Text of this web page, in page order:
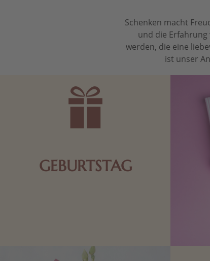
Schenken macht
und die Erfahrung
werden, die eine
ist unser
GEBURTSTAG